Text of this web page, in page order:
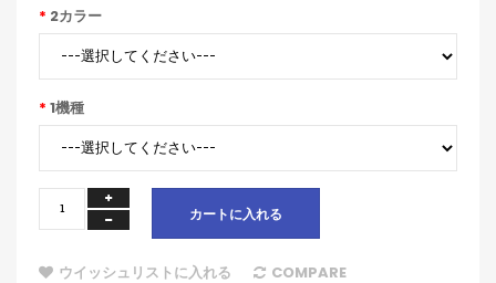
2カラー
1機種
カートに入れる
ウイッシュリストに入れる COMPARE